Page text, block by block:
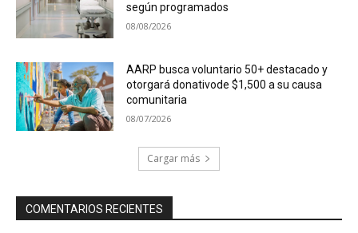
según programados
08/08/2026
AARP busca voluntario 50+ destacado y
otorgará donativode $1,500 a su causa
comunitaria
08/07/2026
Cargar más
COMENTARIOS RECIENTES